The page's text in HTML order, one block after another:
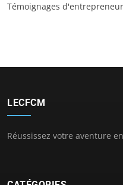
Témoignages
LECFCM
Réussissez votre aventure